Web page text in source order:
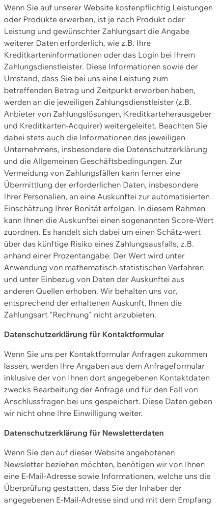
Wenn Sie auf unserer Website kostenpflichtig Leistungen
oder Produkte erwerben, ist je nach Produkt oder
Leistung und gewünschter Zahlungsart die Angabe
weiterer Daten erforderlich, wie z.B. Ihre
Kreditkarteninformationen oder das Login bei Ihrem
Zahlungsdienstleister. Diese Informationen sowie der
Umstand, dass Sie bei uns eine Leistung zum
betreffenden Betrag und Zeitpunkt erworben haben,
werden an die jeweiligen Zahlungsdienstleister (z.B.
Anbieter von Zahlungslösungen, Kreditkarteherausgeber
und Kreditkarten-Acquirer) weitergeleitet. Beachten Sie
dabei stets auch die Informationen des jeweiligen
Unternehmens, insbesondere die Datenschutzerklärung
und die Allgemeinen Geschäftsbedingungen. Zur
Vermeidung von Zahlungsfällen kann ferner eine
Übermittlung der erforderlichen Daten, insbesondere
Ihrer Personalien, an eine Auskunftei zur automatisierten
Einschätzung Ihrer Bonität erfolgen. In diesem Rahmen
kann Ihnen die Auskunftei einen sogenannten Score-Wert
zuordnen. Es handelt sich dabei um einen Schätz-wert
über das künftige Risiko eines Zahlungsausfalls, z.B.
anhand einer Prozentangabe. Der Wert wird unter
Anwendung von mathematisch-statistischen Verfahren
und unter Einbezug von Daten der Auskunftei aus
anderen Quellen erhoben. Wir behalten uns vor,
entsprechend der erhaltenen Auskunft, Ihnen die
Zahlungsart "Rechnung" nicht anzubieten.
Datenschutzerklärung für Kontaktformular
Wenn Sie uns per Kontaktformular Anfragen zukommen
lassen, werden Ihre Angaben aus dem Anfrageformular
inklusive der von Ihnen dort angegebenen Kontaktdaten
zwecks Bearbeitung der Anfrage und für den Fall von
Anschlussfragen bei uns gespeichert. Diese Daten geben
wir nicht ohne Ihre Einwilligung weiter.
Datenschutzerklärung für Newsletterdaten
Wenn Sie den auf dieser Website angebotenen
Newsletter beziehen möchten, benötigen wir von Ihnen
eine E-Mail-Adresse sowie Informationen, welche uns die
Überprüfung gestatten, dass Sie der Inhaber der
angegebenen E-Mail-Adresse sind und mit dem Empfang